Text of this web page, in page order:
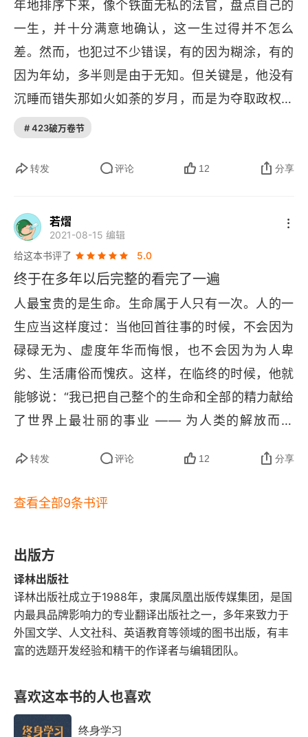
保尔因为向朱赫莱学了打拳，赢得少女芳心，那时
候男孩子都热衷学习各种拳击和武术，当年华约组
织革命性很强的作品，传到中国已经算充满浪漫
了，现在看这部小说，当然可以说清教徒式的偏激
和充满乌托邦的理想，可人生需要意义和目的是个
很严肃的哲学问题。每一个人都有责任去找寻自己
无论这种意义是什么，崇高或者渺小，玄远还是朴
可以说出那段话：我知道所有可能的选择而选择了
现在这样，我知道有更简单更容易的选择而选择了
牢掌握着自己的人生，在这个世界上留下过痕迹。
年地排序下来，像个铁面无私的法官，盘点自己的
一生，并十分满意地确认，这一生过得并不怎么
差。然而，也犯过不少错误，有的因为糊涂，有的
因为年幼，多半则是由于无知。但关键是，他没有
沉睡而错失那如火如荼的岁月，而是为夺取政权在
硬碰硬的搏斗中找到了自己的位置，革命的红旗上
# 423破万卷节
转发 评论 12 分享
若熠
2021-08-15 编辑
给这本书评了
5.0
终于在多年以后完整的看完了一遍
人最宝贵的是生命。生命属于人只有一次。人的一
生应当这样度过：当他回首往事的时候，不会因为
碌碌无为、虚度年华而悔恨，也不会因为为人卑
劣、生活庸俗而愧疚。这样，在临终的时候，他就
能够说：“我已把自己整个的生命和全部的精力献给
了世界上最壮丽的事业 —— 为人类的解放而奋
转发 评论 12 分享
查看全部9条书评
出版方
译林出版社
译林出版社成立于1988年，隶属凤凰出版传媒集团，是国
内最具品牌影响力的专业翻译出版社之一，多年来致力于
外国文学、人文社科、英语教育等领域的图书出版，有丰
富的选题开发经验和精干的作译者与编辑团队。
喜欢这本书的人也喜欢
终身学习